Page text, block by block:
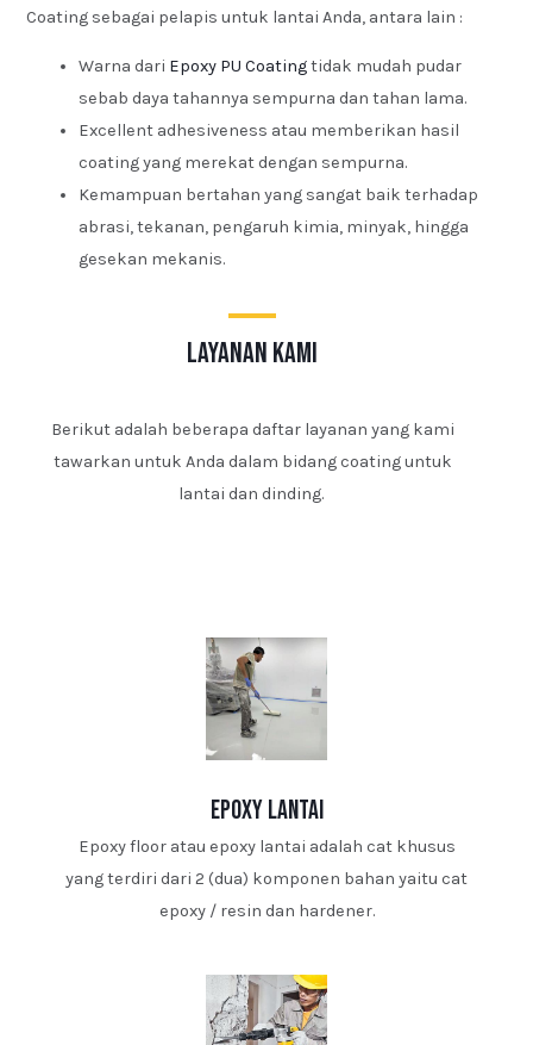
Coating sebagai pelapis untuk lantai Anda, antara lain :
Warna dari Epoxy PU Coatingtidak mudah pudar
sebab daya tahannya sempurna dan tahan lama.
Excellent adhesiveness atau memberikan hasil
coating yang merekat dengan sempurna.
Kemampuan bertahan yang sangat baik terhadap
abrasi, tekanan, pengaruh kimia, minyak, hingga
gesekan mekanis.
layanan kami
Berikut adalah beberapa daftar layanan yang kami
tawarkan untuk Anda dalam bidang coating untuk
lantai dan dinding.
epoxy lantai
Epoxy floor atau epoxy lantai adalah cat khusus
yang terdiri dari 2 (dua) komponen bahan yaitu cat
epoxy / resin dan hardener.